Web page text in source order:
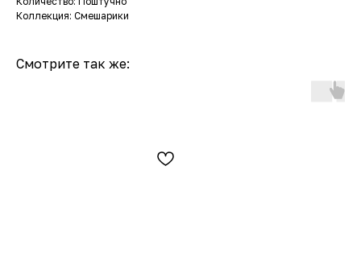
Коллекция: Смешарики
Смотрите так же: